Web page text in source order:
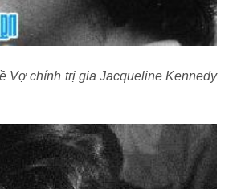
Vợ chính trị gia Jacqueline Kennedy